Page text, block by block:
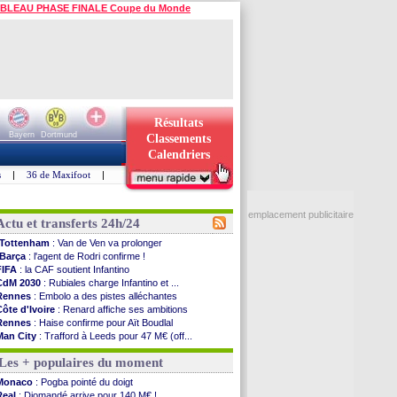
PHASE FINALE Coupe du Monde
Bayern
Dortmund
Résultats
Classements
Calendriers
| 36 de Maxifoot |
et transferts 24h/24
Tottenham : Van de Ven va prolonger
Barça : l'agent de Rodri confirme !
: la CAF soutient Infantino
2030 : Rubiales charge Infantino et ...
: Embolo a des pistes alléchantes
d'Ivoire : Renard affiche ses ambitions
: Haise confirme pour Aït Boudlal
City : Trafford à Leeds pour 47 M€ (off...
Utd: Zirkzee vers la Juventus ?
: Monaco s'impose contre Getafe
: Der Zakarian et sa relation avec Kita
: le club prêt à libérer Kondogbia ?
+ populaires du moment
: Pogba pointé du doigt
emplacement publicitaire